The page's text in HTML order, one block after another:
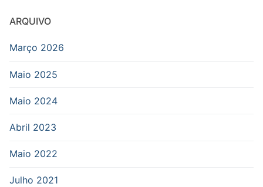
ARQUIVO
Março 2026
Maio 2025
Maio 2024
Abril 2023
Maio 2022
Julho 2021